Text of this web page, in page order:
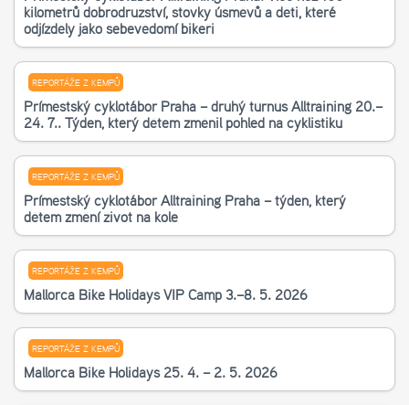
kilometrů dobrodružství, stovky úsměvů a děti, které
odjížděly jako sebevědomí bikeři
REPORTÁŽE Z KEMPŮ
Příměstský cyklotábor Praha – druhý turnus Alltraining 20.–
24. 7.. Týden, který dětem změnil pohled na cyklistiku
REPORTÁŽE Z KEMPŮ
Příměstský cyklotábor Alltraining Praha – týden, který
dětem změní život na kole
REPORTÁŽE Z KEMPŮ
Mallorca Bike Holidays VIP Camp 3.–8. 5. 2026
REPORTÁŽE Z KEMPŮ
Mallorca Bike Holidays 25. 4. – 2. 5. 2026